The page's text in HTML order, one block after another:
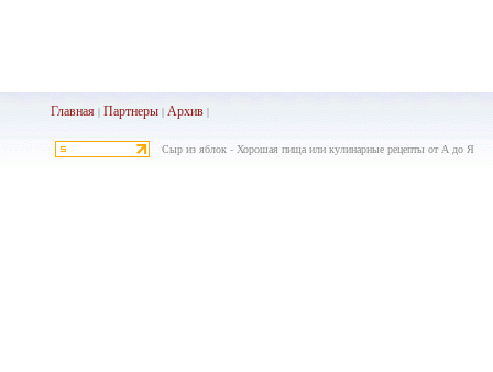
Главная |Партнеры |Архив |
Сыр из яблок - Хорошая пища или кулинарные рецепты от А до Я